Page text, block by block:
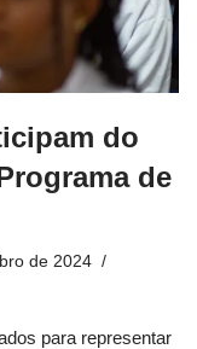
do
de
de 2024
para representar